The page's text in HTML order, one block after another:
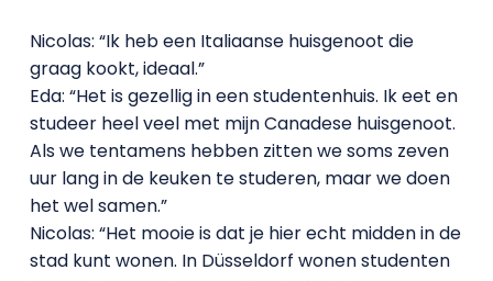
Nicolas: “Ik heb een Italiaanse huisgenoot die
graag kookt, ideaal.”
Eda: “Het is gezellig in een studentenhuis. Ik eet en
studeer heel veel met mijn Canadese huisgenoot.
Als we tentamens hebben zitten we soms zeven
uur lang in de keuken te studeren, maar we doen
het wel samen.”
Nicolas: “Het mooie is dat je hier echt midden in de
stad kunt wonen. In Düsseldorf wonen studenten